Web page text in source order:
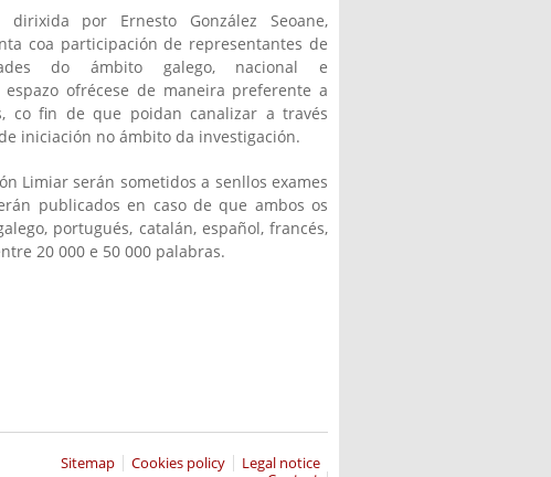
dirixida por Ernesto González Seoane,
coa participación de representantes de
do ámbito galego, nacional e
ofrécese de maneira preferente a
co fin de que poidan canalizar a través
iniciación no ámbito da investigación.
Limiar serán sometidos a senllos exames
publicados en caso de que ambos os
portugués, catalán, español, francés,
20 000 e 50 000 palabras.
Legal notice
Cookies policy
Sitemap